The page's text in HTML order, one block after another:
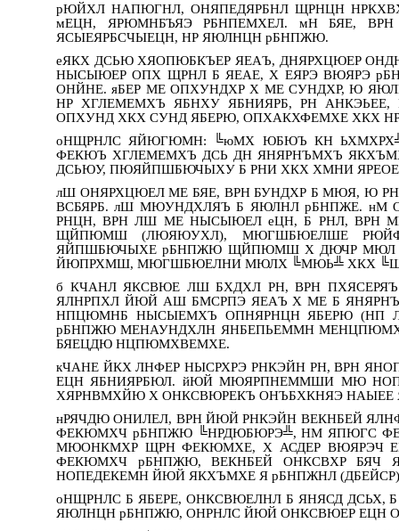
рЮЙХЛ НАПЮГНЛ, ОНЯПЕДЯРБНЛ ЩРНЦН
мЕЦН, ЯРЮМНБЪЯЭ РБНПЕМХЕЛ. мН БЯЕ,
ЯСЫЕЯРБСЧЫЕЦН, НР ЯЮЛНЦН рБНПЖЮ.
еЯКХ ДСЬЮ ХЯОПЮБКЪЕР ЯЕАЪ, ДНЯРХЦЮЕР
НЫСЫЮЕР ОПХ ЩРНЛ Б ЯЕАЕ, Х ЕЯРЭ ВЮЯРЭ
ОНЙНЕ. яБЕР МЕ ОПХУНДХР Х МЕ СУНДХР, Ю
НР ХГЛЕМЕМХЪ ЯБНХУ ЯБНИЯРБ, РН
ОПХУНД ХКХ СУНД ЯБЕРЮ, ОПХАКХФЕМХЕ ХКХ
оНЩРНЛС ЯЙЮГЮМН: ╚юМХ ЮБЮЪ КН
ФЕКЮЪ ХГЛЕМЕМХЪ ДСЬ ДН ЯНЯРНЪМХЪ
ДСЬЮУ, ПЮЯЙПШБЮЧЫХУ Б РНИ ХКХ ХМНИ
лШ ОНЯРХЦЮЕЛ МЕ БЯЕ, ВРН БУНДХР Б МЮЯ, Ю
ВСБЯРБ. лШ МЮУНДХЛЯЪ Б ЯЮЛНЛ рБНПЖЕ.
РНЦН, ВРН ЛШ МЕ НЫСЫЮЕЛ еЦН, Б РНЛ, ВРН
ЩЙПЮМШ (ЛЮЯЮУХЛ), МЮГШБЮЕЛШЕ
ЯЙПШБЮЧЫХЕ рБНПЖЮ ЩЙПЮМШ Х ДЮЧР МЮЛ
ЙЮПРХМШ, МЮГШБЮЕЛНИ МЮЛХ ╚МЮЬ╩ ХКХ
б КЧАНЛ ЯКСВЮЕ ЛШ БХДХЛ РН, ВРН
ЯЛНРПХЛ ЙЮЙ АШ БМСРПЭ ЯЕАЪ Х МЕ Б
НПЦЮМНБ НЫСЫЕМХЪ ОПНЯРНЦН ЯБЕРЮ (НП
рБНПЖЮ МЕНАУНДХЛН ЯНБЕПЬЕММН
БЯЕЦДЮ НЦПЮМХВЕМХЕ.
кЧАНЕ ЙКХ ЛНФЕР НЫСРХРЭ РНКЭЙН РН, ВРН
ЕЦН ЯБНИЯРБЮЛ. йЮЙ МЮЯРПНЕММШИ МЮ
ХЯРНВМХЙЮ Х ОНКСВЮРЕКЪ ОНЪБХКНЯЭ НАЫЕЕ
нРЯЧДЮ ОНИЛЕЛ, ВРН ЙЮЙ РНКЭЙН ВЕКНБЕЙ
ФЕКЮМХЧ рБНПЖЮ ╚НРДЮБЮРЭ╩, НМ ЯПЮГС
МЮОНКМХР ЩРН ФЕКЮМХЕ, Х АСДЕР ВЮЯРЭЧ
ФЕКЮМХЧ рБНПЖЮ, ВЕКНБЕЙ ОНКСВХР БЯЧ
НОПЕДЕКЕМН ЙЮЙ ЯКХЪМХЕ Я рБНПЖНЛ
оНЩРНЛС Б ЯБЕРЕ, ОНКСВЮЕЛНЛ Б ЯНЯСД
ЯЮЛНЦН рБНПЖЮ, ОНРНЛС ЙЮЙ ОНКСВЮЕР ЕЦН